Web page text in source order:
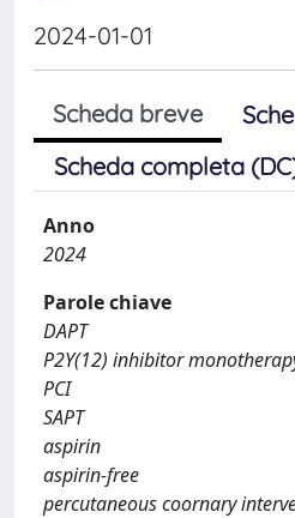
2024-01-01
Scheda breve
Scheda completa
Anno
2024
Parole chiave
DAPT
P2Y(12) inhibitor
PCI
SAPT
aspirin
aspirin-free
percutaneous coornary